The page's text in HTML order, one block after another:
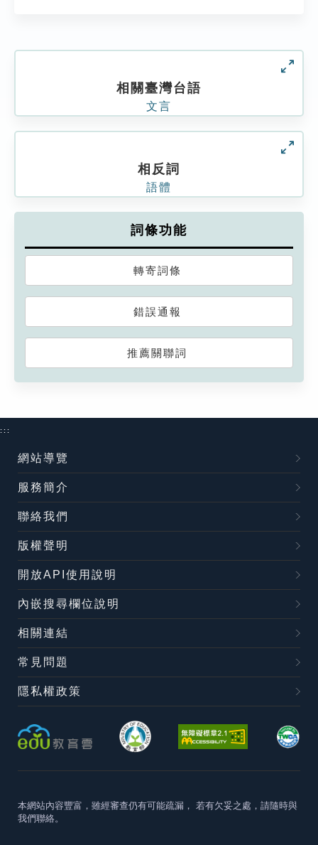
相關臺灣台語
文言
相反詞
語體
詞條功能
轉寄詞條
錯誤通報
推薦關聯詞
:::
網站導覽
服務簡介
聯絡我們
版權聲明
開放API使用說明
內嵌搜尋欄位說明
相關連結
常見問題
隱私權政策
本網站內容豐富，雖經審查仍有可能疏漏， 若有欠妥之處，請隨時與
我們聯絡。